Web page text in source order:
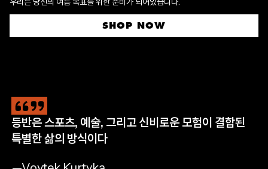
SHOP NOW
등반은 스포츠, 예술, 그리고 신비로운 모험이 결합된
특별한 삶의 방식이다
CLIMB
완등을 위한 필수 장비
HIKE
자연으로 나아갈 완벽한 준비
RUN
멈추지 않는 산악 트레일 러닝
APPAREL
모든 아웃도어 모험을 위해